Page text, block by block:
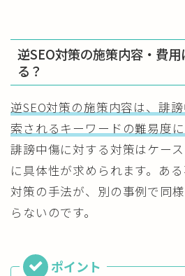
逆SEO対策の施策内容・費
る？
逆SEO対策の施策内容は、誹
索されるキーワードの難易度に
誹謗中傷に対する対策はケー
に具体性が求められます。あ
対策の手法が、別の事例で同
らないのです。